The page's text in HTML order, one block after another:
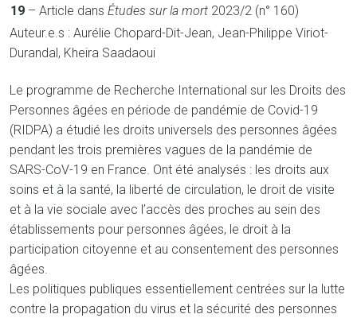
19 – Article dans Études sur la mort 2023/2 (n° 160)
Auteur.e.s : Aurélie Chopard-Dit-Jean, Jean-Philippe Viriot-
Durandal, Kheira Saadaoui
Le programme de Recherche International sur les Droits des
Personnes âgées en période de pandémie de Covid-19
(RIDPA) a étudié les droits universels des personnes âgées
pendant les trois premières vagues de la pandémie de
SARS-CoV-19 en France. Ont été analysés : les droits aux
soins et à la santé, la liberté de circulation, le droit de visite
et à la vie sociale avec l’accès des proches au sein des
établissements pour personnes âgées, le droit à la
participation citoyenne et au consentement des personnes
âgées.
Les politiques publiques essentiellement centrées sur la lutte
contre la propagation du virus et la sécurité des personnes